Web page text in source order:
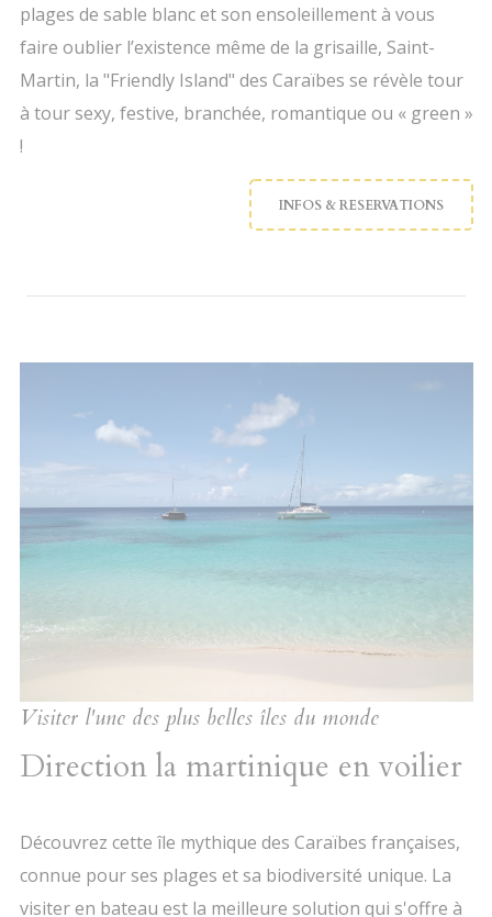
plages de sable blanc et son ensoleillement à vous
faire oublier l’existence même de la grisaille, Saint-
Martin, la "Friendly Island" des Caraïbes se révèle tour
à tour sexy, festive, branchée, romantique ou « green »
!
INFOS & RESERVATIONS
Visiter l'une des plus belles îles du monde
Direction la martinique en voilier
Découvrez cette île mythique des Caraïbes françaises,
connue pour ses plages et sa biodiversité unique. La
visiter en bateau est la meilleure solution qui s'offre à